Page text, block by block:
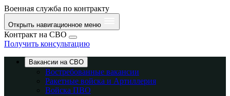
Военная служба по контракту
Открыть навигационное меню
Контракт на СВО
Получить консультацию
Вакансии на СВО
Востребованные вакансии
Ракетные войска и Артиллерия
Войска ПВО